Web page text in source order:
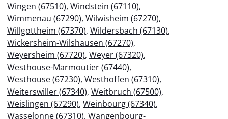
Wingen (67510), Windstein (67110),
Wimmenau (67290), Wilwisheim (67270),
Willgottheim (67370), Wildersbach (67130),
Wickersheim-Wilshausen (67270),
Weyersheim (67720), Weyer (67320),
Westhouse-Marmoutier (67440),
Westhouse (67230), Westhoffen (67310),
Weiterswiller (67340), Weitbruch (67500),
Weislingen (67290), Weinbourg (67340),
Wasselonne (67310), Wangenbourg-